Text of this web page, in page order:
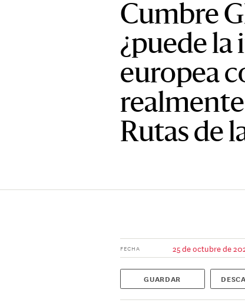
Cumbre
¿puede la
europea
Rutas de
FECHA 25 de octubre de
GUARDAR